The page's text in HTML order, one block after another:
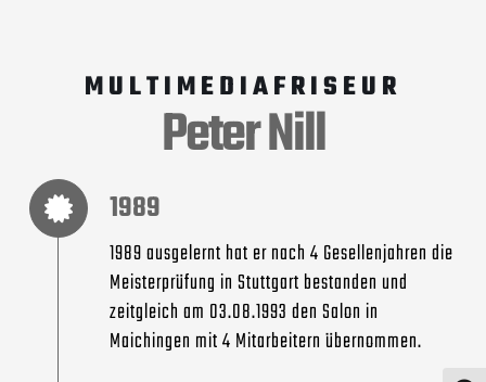
MULTIMEDIAFRISEUR
Peter Nill
1989
1989 ausgelernt hat er nach 4 Gesellenjahren die
Meisterprüfung in Stuttgart bestanden und
zeitgleich am 03.08.1993 den Salon in
Maichingen mit 4 Mitarbeitern übernommen.